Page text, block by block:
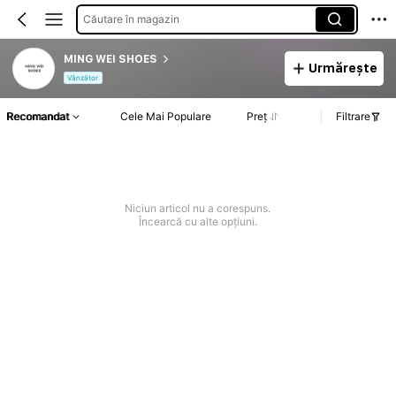
Căutare în magazin
MING WEI SHOES
Vânzător
Urmărește
Recomandat Cele Mai Populare Preț Filtrare
Niciun articol nu a corespuns.
Încearcă cu alte opțiuni.